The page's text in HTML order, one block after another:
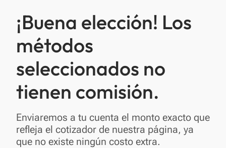
¡Buena elección! Los
métodos
seleccionados no
tienen comisión.
Enviaremos a tu cuenta el monto exacto que
refleja el cotizador de nuestra página, ya
que no existe ningún costo extra.